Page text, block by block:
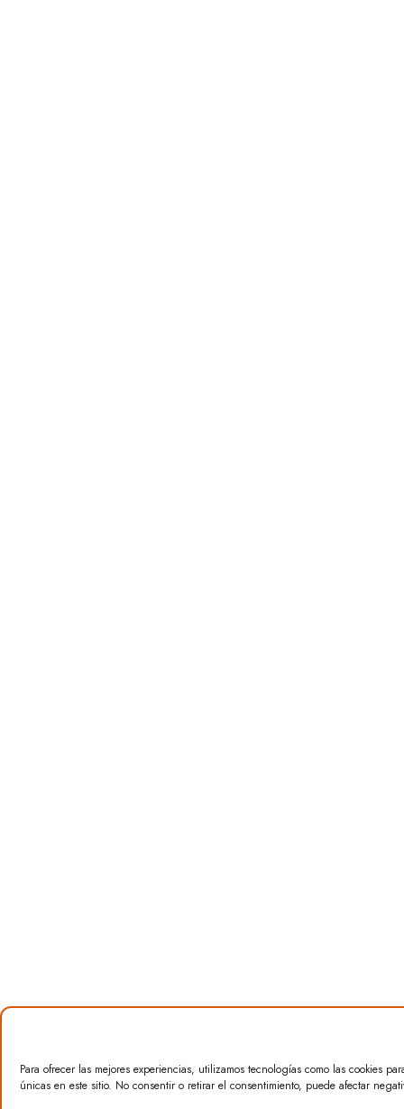
Para ofrecer las mejores experiencias, utilizamos tecnologías como las cookies
únicas en este sitio. No consentir o retirar el consentimiento, puede afectar